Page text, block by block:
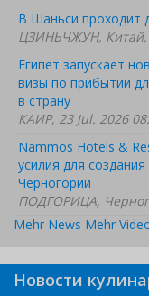
В Шаньси проходит
ЦЗИНЬЧЖУН, Китай,
Египет запускает
визы по прибытии
в страну
КАИР, 23 Jul. 2026
Nammos Hotels &
усилия для
Черногории
ПОДГОРИЦА,
Mehr News Mehr
Новости